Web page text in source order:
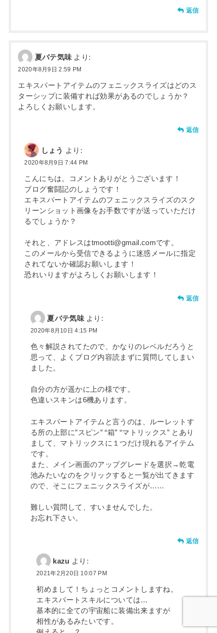
返信
夏バテ気味 より:
2020年8月9日 2:59 PM
エキスパートアイテムのフェニックスライズはどのス
ターシップに装備すれば効果があるのでしょうか？
よろしくお願いします。
返信
しょう より:
2020年8月9日 7:44 PM
こんにちは。コメントありがとうございます！
ブログ奮闘記のしょうです！
エキスパートアイテムのフェニックスライズのスク
リーンショット画像をお手数ですが送っていただけ
るでしょうか？
それと、アドレスはtmootti@gmail.comです。
このメールから受信できるように迷惑メールに指定
されてないか確認お願いします！
恐れいりますがよろしくお願いします！
返信
夏バテ気味 より:
2020年8月10日 4:15 PM
色々解説されてたので、かなりのレベルだろうと
思って、よくブログ内容読まずに質問してしまい
ました。
自分の方が遥かに上の様です。
色違いスキンは6機あります。
エキスパートアイテムと言うのは、ルーレットす
る所の上部に”スピン” “箱” “マトリックス” とあり
まして、マトリックスに１つだけ現れるアイテム
です。
また、メイン画面のアップグレードを選択→乾電
池みたいなのをクリックすると一覧が出てきます
ので、そこにフェニックスライズが……
難しい質問して、すいませんでした。
お忘れ下さい。
返信
kazu より:
2021年2月20日 10:07 PM
初めまして！ちょっとコメントしますね。
エキスパートスキルについては…
基本的に全ての宇宙船に装備出来ますが
相性があるみたいです。